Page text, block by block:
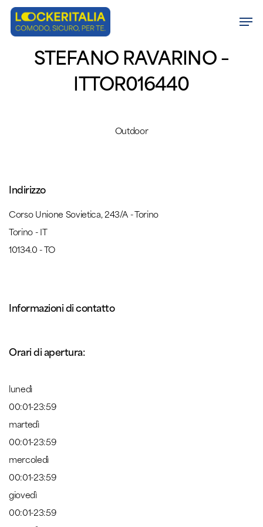
Skip
contentSTEFANO RAVARINO –
ITTOR016440
Outdoor
Indirizzo
Corso Unione Sovietica, 243/A - Torino
Torino - IT
10134.0 - TO
Informazioni di contatto
Orari di apertura:
lunedì
00:01-23:59
martedì
00:01-23:59
mercoledì
00:01-23:59
giovedì
00:01-23:59